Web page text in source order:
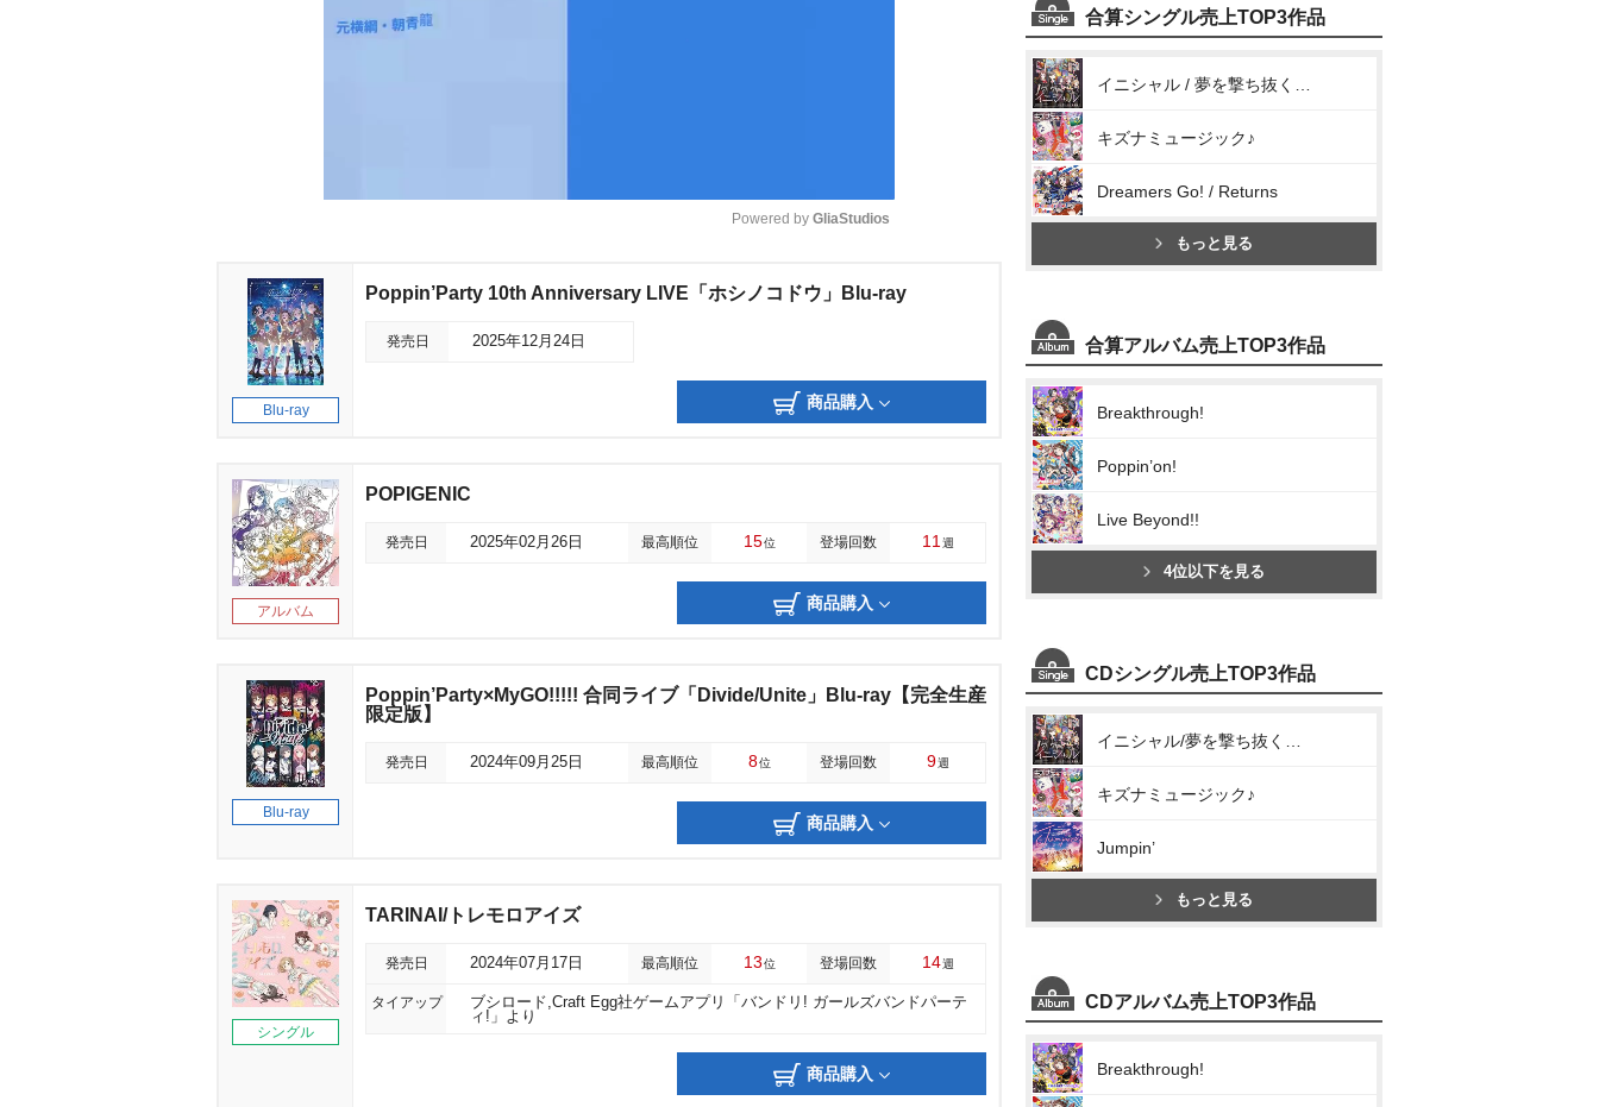
M
e
Powered by GliaStudios
Blu-ray
Poppin’Party 10th Anniversary LIVE「ホシノコドウ」Blu-ray
発売日 2025年12月24日
商品購入
アルバム
POPIGENIC
発売日 2025年02月26日 最高順位 15位 登場回数 11 週
商品購入
Blu-ray
Poppin’Party×MyGO!!!!! 合同ライブ「Divide/Unite」Blu-ray【完全生産
限定版】
発売日 2024年09月25日 最高順位 8位 登場回数 9週
商品購入
シングル
TARINAI/トレモロアイズ
発売日 2024年07月17日 最高順位 13位 登場回数 14週
タイアップ
ブシロード,Craft Egg社ゲームアプリ「バンドリ! ガールズバンドパーテ
ィ!」より
商品購入
合算シングル売上TOP3作品
キズナミュージック♪
Dreamers Go! / Returns
もっと見る
合算アルバム売上TOP3作品
Breakthrough!
Poppin’on!
Live Beyond!!
4位以下を見る
CDシングル売上TOP3作品
キズナミュージック♪
Jumpin’
もっと見る
CDアルバム売上TOP3作品
Breakthrough!